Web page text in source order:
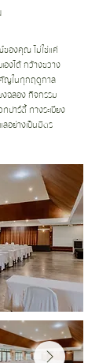
ของคุณ ไม่ใช่แค่
งได้ กว้างขวาง
คัญในทุกฤดูกาล
งฉลอง กิจกรรม
ปาร์ตี้ ทางระเบียง
อย่างเป็นมิตร